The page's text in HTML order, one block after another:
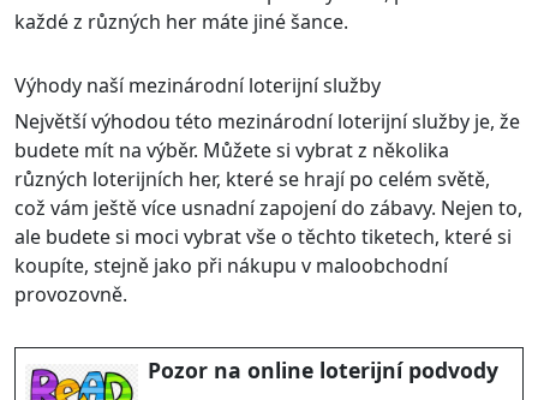
každé z různých her máte jiné šance.
Výhody naší mezinárodní loterijní služby
Největší výhodou této mezinárodní loterijní služby je, že
budete mít na výběr. Můžete si vybrat z několika
různých loterijních her, které se hrají po celém světě,
což vám ještě více usnadní zapojení do zábavy. Nejen to,
ale budete si moci vybrat vše o těchto tiketech, které si
koupíte, stejně jako při nákupu v maloobchodní
provozovně.
Pozor na online loterijní podvody